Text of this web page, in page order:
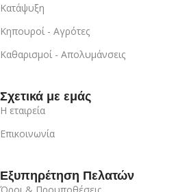
Κατάψυξη
Κηπουροί - Αγρότες
Καθαρισμοί - Απολυμάνσεις
Σχετικά με εμάς
Η εταιρεία
Επικοινωνία
Εξυπηρέτηση Πελατών